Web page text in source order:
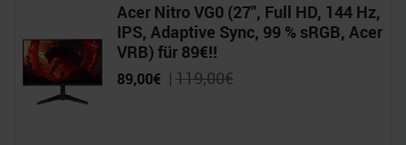
Acer Nitro VG0 (27", Full HD, 144 Hz,
IPS, Adaptive Sync, 99 % sRGB, Acer
VRB) für 89€!!
89,00€ | 119,00€